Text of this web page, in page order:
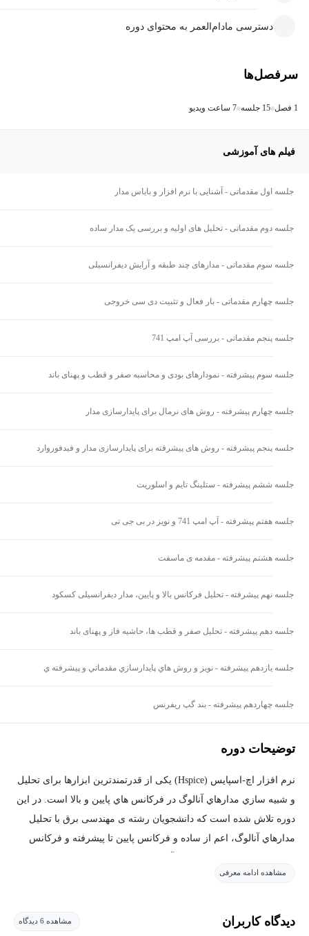
دسترسی مادام‌العمر به محتوای دوره
سرفصل‌ها
1 فصل 15 جلسه 7 ساعت ویدیو
فیلم های آموزشی
جلسه اول مقدماتی - آشنایی با نرم افزار و بایاس مدار
جلسه دوم مقدماتی - تحلیل های اولیه و بررسی یک مدار ساده
جلسه سوم مقدماتی - مدارهای چند طبقه و آرایش دیفرانسیلی
جلسه چهارم مقدماتی - بار فعال و تثبیت دی سی خروجی
جلسه پنجم مقدماتی - بررسی آپ امپ 741
جلسه سوم پیشرفته - نمودارهای بودی و محاسبه صفر و قطب و پهنای باند
جلسه چهارم پیشرفته - روش های نرمال برای پایدارسازی مدار
جلسه پنجم پیشرفته - روش های پیشرفته برای پایدارسازی مدار و فیدفوروارد
جلسه ششم پیشرفته - ستلینگ تایم و اسلوریت
جلسه هفتم پیشرفته - آپ امپ 741 و نویز در بی جی تی
جلسه هشتم پیشرفته - مقدمه ی ماسفت
جلسه نهم پیشرفته - تحلیل فرکانس بالا و پایین، مدار دیفرانسیلی کسکود
جلسه دهم پیشرفته - تحلیل صفر و قطب ها، حاشیه فاز و پهنای باند
جلسه یازدهم پیشرفته - نويز و روش هاي پايدارسازي مقدماتي و پيشرفته ي
جلسه چهاردهم پیشرفته - بند گپ ریفرنس
توضیحات دوره
نرم افزار اچ-اسپايس (Hspice) یکی از قدرتمندترین ابزارها برای تحليل
و شبيه سازي مدارهاي آنالوگ در فركانس هاي پايين و بالا است. در این
دوره تلاش شده است كه دانشجویان رشته ی مهندسی برق با تحليل
مدارهاي آنالوگ، اعم از ساده و فركانس پايين تا پيشرفته و فركانس
این دوره با کوشش جمعی از دانشجویان و دانش آموختگان دانشکده
مشاهده ادامه معرفی
دیدگاه کاربران مشاهده 6 دیدگاه